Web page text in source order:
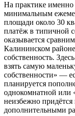
На практике именно
минимальным
площади около 30
платёж в типичной
оказывается
Калининском
собственность.
взять самую
собственности» —
планируется
однокомнатной или
неизбежно
дополнительными